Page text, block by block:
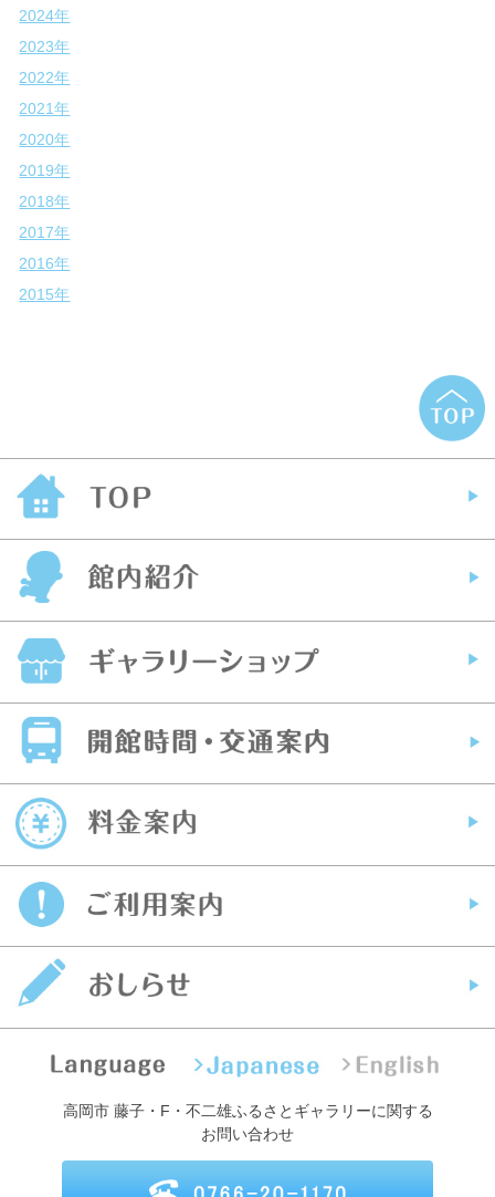
2024年
2023年
2022年
2021年
2020年
2019年
2018年
2017年
2016年
2015年
高岡市 藤子・F・不二雄ふるさとギャラリーに関する
お問い合わせ